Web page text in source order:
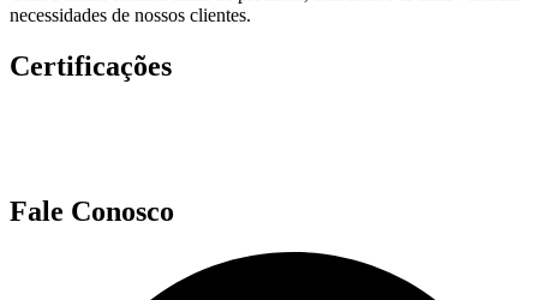
necessidades de nossos clientes.
Certificações
Fale Conosco